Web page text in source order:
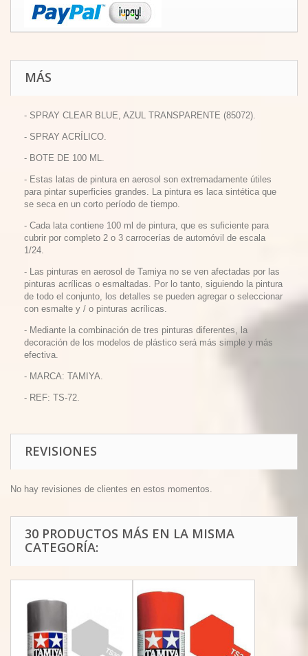
MÁS
- SPRAY CLEAR BLUE, AZUL TRANSPARENTE (85072).
- SPRAY ACRÍLICO.
- BOTE DE 100 ML.
- Estas latas de pintura en aerosol son extremadamente útiles
para pintar superficies grandes. La pintura es laca sintética que
se seca en un corto período de tiempo.
- Cada lata contiene 100 ml de pintura, que es suficiente para
cubrir por completo 2 o 3 carrocerías de automóvil de escala
1/24.
- Las pinturas en aerosol de Tamiya no se ven afectadas por las
pinturas acrílicas o esmaltadas. Por lo tanto, siguiendo la pintura
de todo el conjunto, los detalles se pueden agregar o seleccionar
con esmalte y / o pinturas acrílicas.
- Mediante la combinación de tres pinturas diferentes, la
decoración de los modelos de plástico será más simple y más
efectiva.
- MARCA: TAMIYA.
- REF: TS-72.
REVISIONES
No hay revisiones de clientes en estos momentos.
30 PRODUCTOS MÁS EN LA MISMA
CATEGORÍA: